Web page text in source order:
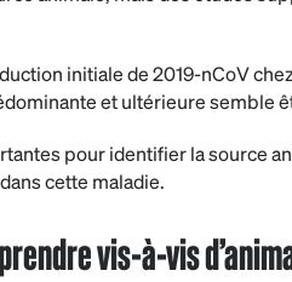
initiale de 2019-nCoV
et ultérieure semble
pour identifier la source
cette maladie.
vis-à-vis